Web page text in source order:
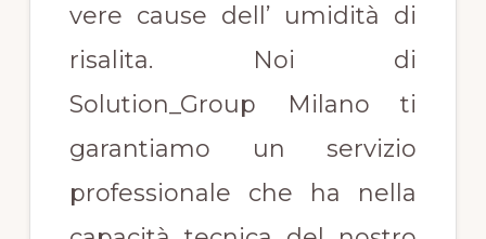
vere cause dell’ umidità di
risalita. Noi di
Solution_Group Milano ti
garantiamo un servizio
professionale che ha nella